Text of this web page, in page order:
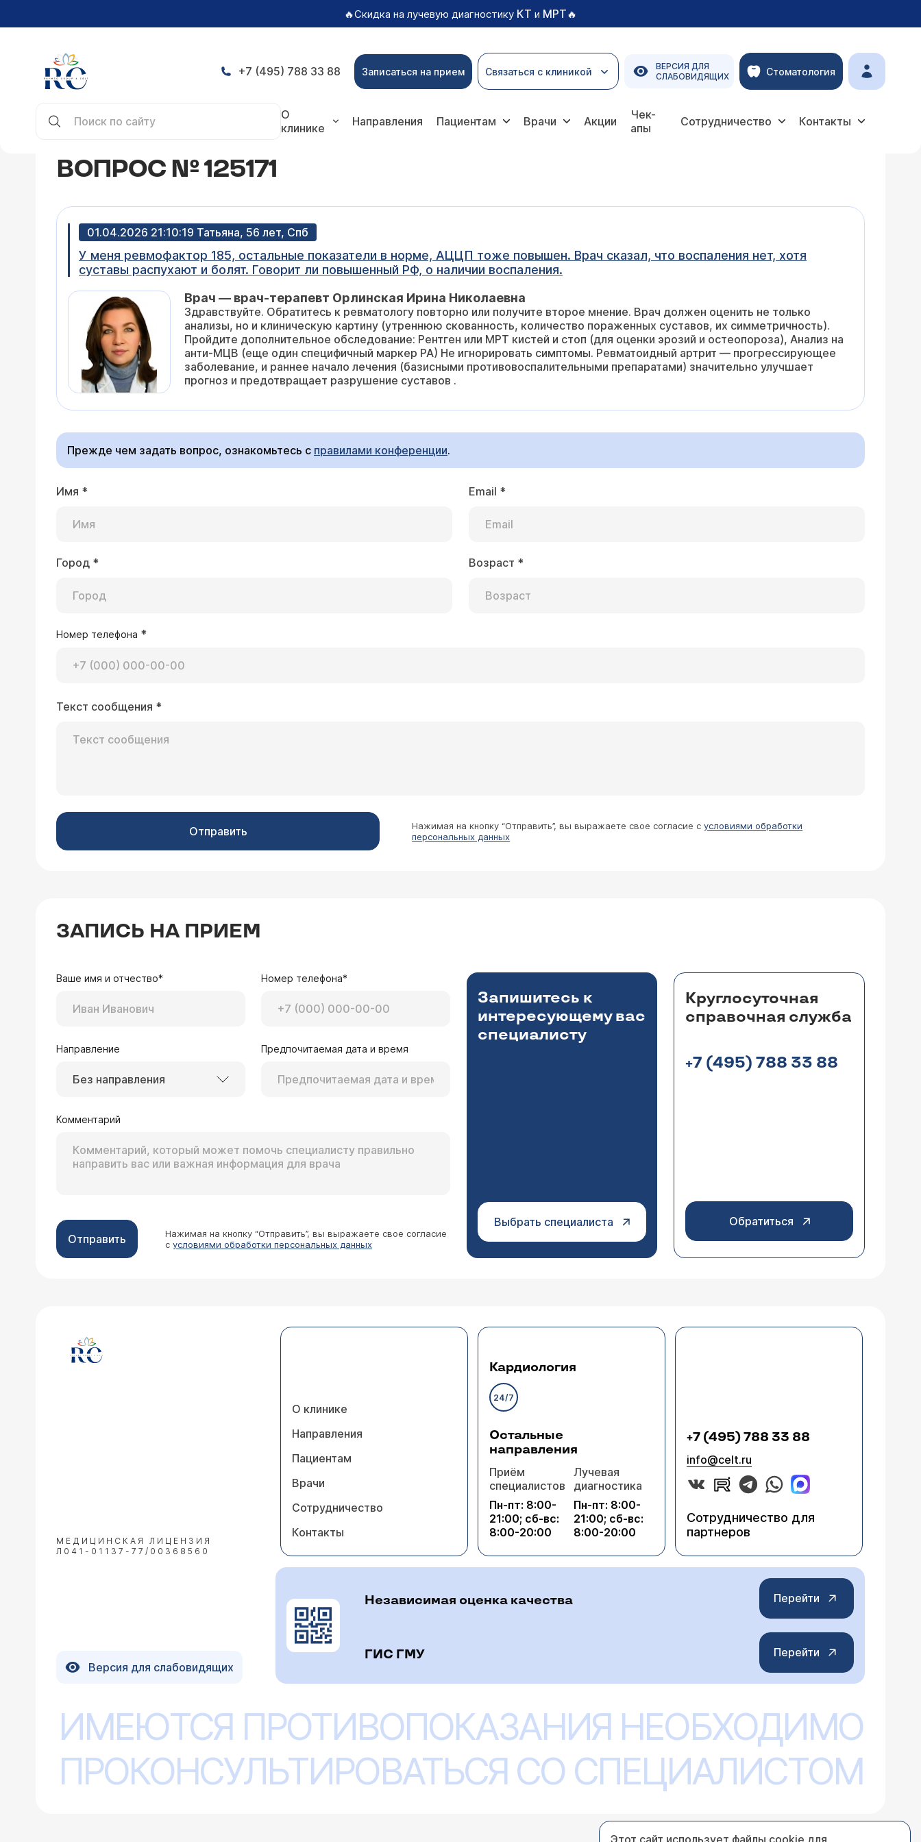
🔥Скидка на лучевую диагностику КТ и МРТ🔥
+7 (495) 788 33 88 Записаться на прием Связаться с клиникой
ВЕРСИЯ ДЛЯ
СЛАБОВИДЯЩИХ
Стоматология
О
клинике
Направления Пациентам Врачи Акции
Чек-
апы
Сотрудничество Контакты
ВОПРОС № 125171
01.04.2026 21:10:19 Татьяна, 56 лет, Спб
У меня ревмофактор 185, остальные показатели в норме, АЦЦП тоже повышен. Врач сказал, что воспаления нет, хотя
суставы распухают и болят. Говорит ли повышенный РФ, о наличии воспаления.
Врач — врач-терапевт Орлинская Ирина Николаевна
Здравствуйте. Обратитесь к ревматологу повторно или получите второе мнение. Врач должен оценить не только
анализы, но и клиническую картину (утреннюю скованность, количество пораженных суставов, их симметричность).
Пройдите дополнительное обследование: Рентген или МРТ кистей и стоп (для оценки эрозий и остеопороза), Анализ на
анти-МЦВ (еще один специфичный маркер РА) Не игнорировать симптомы. Ревматоидный артрит — прогрессирующее
заболевание, и раннее начало лечения (базисными противовоспалительными препаратами) значительно улучшает
прогноз и предотвращает разрушение суставов .
Прежде чем задать вопрос, ознакомьтесь с правилами конференции.
Имя * Email *
Город * Возраст *
Номер телефона *
Текст сообщения *
Отправить Нажимая на кнопку “Отправить”, вы выражаете свое согласие сусловиями обработки
персональных данных
ЗАПИСЬ НА ПРИЕМ
Ваше имя и отчество* Номер телефона*
Направление
Без направления
Предпочитаемая дата и время
Комментарий
Отправить
Нажимая на кнопку “Отправить”, вы выражаете свое согласие
с условиями обработки персональных данных
Запишитесь к
интересующему вас
специалисту
Выбрать специалиста
Круглосуточная
справочная служба
+7 (495) 788 33 88
Обратиться
МЕДИЦИНСКАЯ ЛИЦЕНЗИЯ
Л041-01137-77/00368560
О клинике
Направления
Пациентам
Врачи
Сотрудничество
Контакты
Кардиология
24/7
Остальные
направления
Приём
специалистов
Пн-пт: 8:00-
21:00; сб-вс:
8:00-20:00
Лучевая
диагностика
Пн-пт: 8:00-
21:00; сб-вс:
8:00-20:00
+7 (495) 788 33 88
info@celt.ru
Сотрудничество для
партнеров
Версия для слабовидящих
Независимая оценка качества Перейти
ГИС ГМУ Перейти
ИМЕЮТСЯ ПРОТИВОПОКАЗАНИЯ НЕОБХОДИМО
ПРОКОНСУЛЬТИРОВАТЬСЯ СО СПЕЦИАЛИСТОМ
Этот сайт использует файлы cookie для